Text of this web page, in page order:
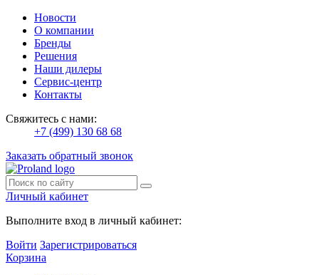
Новости
О компании
Бренды
Решения
Наши дилеры
Сервис-центр
Контакты
Свяжитесь с нами:
+7 (499) 130 68 68
Заказать обратный звонок
Личный кабинет
Выполните вход в личный кабинет:
Войти Зарегистрироваться
Корзина